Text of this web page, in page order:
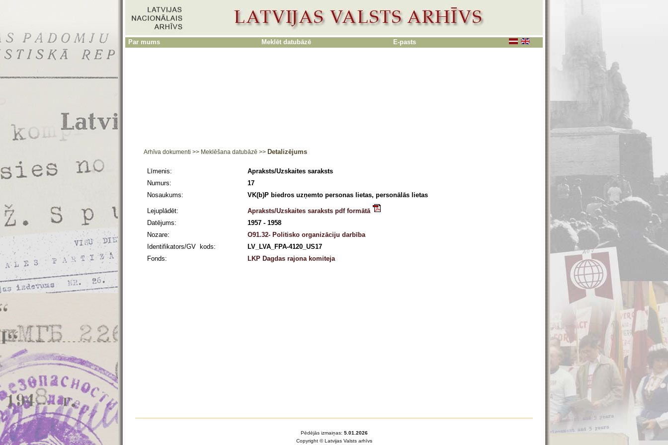
Par mums Meklēt datubāzē E-pasts
Arhīva dokumenti >> Meklēšana datubāzē >> Detalizējums
Līmenis:
Apraksts/Uzskaites saraksts
Numurs:
17
Nosaukums:
VK(b)P biedros uzņemto personas lietas, personālās lietas
Lejuplādēt:
Apraksts/Uzskaites saraksts pdf formātā
Datējums:
1957 - 1958
Nozare:
O91.32- Politisko organizāciju darbība
Identifikators/GV kods:
LV_LVA_FPA-4120_US17
Fonds:
LKP Dagdas rajona komiteja
Pēdējās izmaiņas: 5.01.2026
Copyright © Latvijas Valsts arhīvs